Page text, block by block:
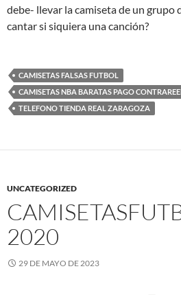
debe- llevar la camiseta de un grupo
cantar si siquiera una canción?
CAMISETAS FALSAS FUTBOL
CAMISETAS NBA BARATAS PAGO
TELEFONO TIENDA REAL ZARAGOZA
UNCATEGORIZED
2020
29 DE MAYO DE 2023